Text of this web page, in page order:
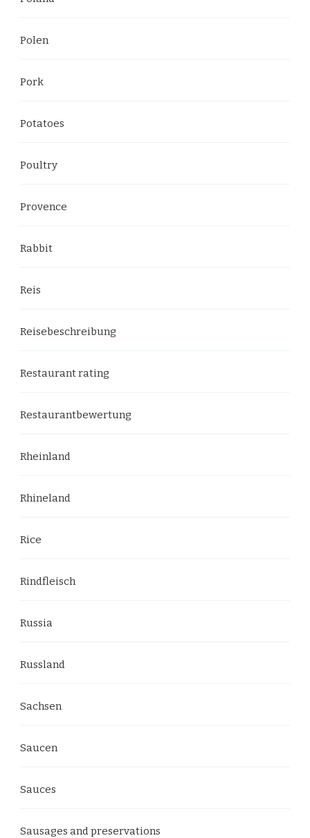
Polen
Pork
Potatoes
Poultry
Provence
Rabbit
Reis
Reisebeschreibung
Restaurant rating
Restaurantbewertung
Rheinland
Rhineland
Rice
Rindfleisch
Russia
Russland
Sachsen
Saucen
Sauces
Sausages and preservations